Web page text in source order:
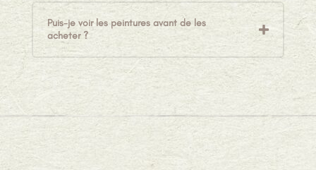
Puis-je voir les peintures avant de les
acheter ?